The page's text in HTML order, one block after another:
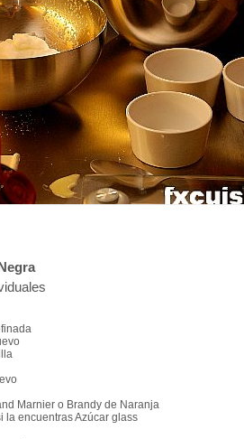
Marnier o Brandy de Naranja
la encuentras Azúcar glass